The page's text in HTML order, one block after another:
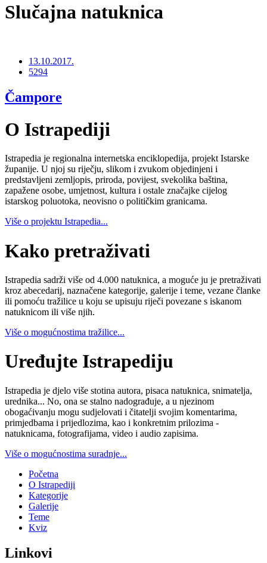
Slučajna natuknica
13.10.2017.
5294
Čampore
O Istrapediji
Istrapedia je regionalna internetska enciklopedija, projekt Istarske
županije. U njoj su riječju, slikom i zvukom objedinjeni i
predstavljeni zemljopis, priroda, povijest, svekolika baština,
zapažene osobe, umjetnost, kultura i ostale značajke cijelog
istarskog poluotoka, neovisno o političkim granicama.
Više o projektu Istrapedia...
Kako pretraživati
Istrapedia sadrži više od 4.000 natuknica, a moguće ju je pretraživati
kroz abecedarij, naznačene kategorije, galerije i teme, vezane članke
ili pomoću tražilice u koju se upisuju riječi povezane s iskanom
natuknicom ili više njih.
Više o mogućnostima tražilice...
Uređujte Istrapediju
Istrapedia je djelo više stotina autora, pisaca natuknica, snimatelja,
urednika... No, ona se stalno nadograđuje, a u njezinom
obogaćivanju mogu sudjelovati i čitatelji svojim komentarima,
primjedbama i prijedlozima, kao i konkretnim prilozima -
natuknicama, fotografijama, video i audio zapisima.
Više o mogućnostima suradnje...
Početna
O Istrapediji
Kategorije
Galerije
Teme
Kviz
Linkovi